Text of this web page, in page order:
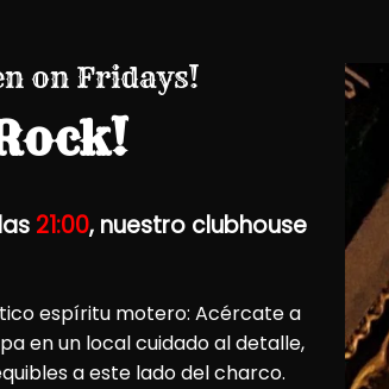
on Fridays!
21:00, nuestro clubhouse
espíritu motero: Acércate a
en un local cuidado al detalle,
a este lado del charco.